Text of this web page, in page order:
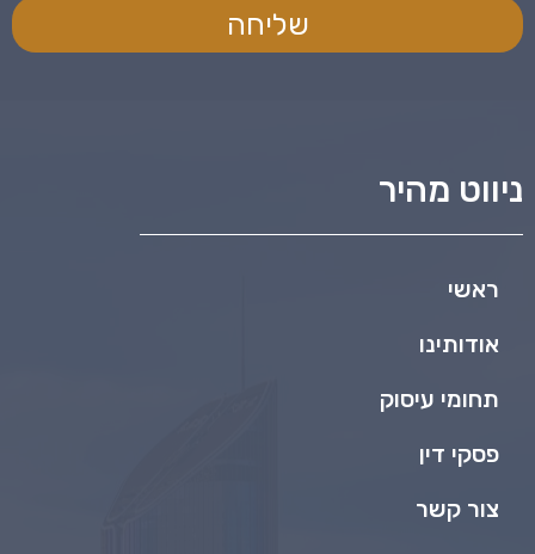
שליחה
ניווט מהיר
ראשי
אודותינו
תחומי עיסוק
פסקי דין
צור קשר